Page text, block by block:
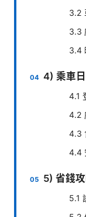
3.2
3.3
3.4
4) 乘車
4.1
4.2
4.3
4.4
5) 省錢
5.1